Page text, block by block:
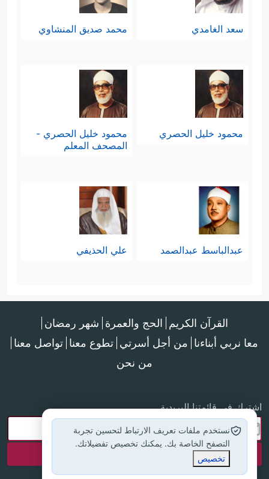
سعد الغامدي محمد صديق المنشاوي
محمود خليل الحصري
محمود خليل الحصري -
المصحف المعلم
عبدالباسط عبدالصمد علي الحذيفي
القرآن الكريم الحج والعمرة شهر رمضان
معا نربي أبناءنا من أجل أسرتي تطوع معنا تواصل معنا
من نحن
اشترك في قائمتنا البريدية
نستخدم ملفات تعريف الارتباط لتحسين تجربة
التصفح الخاصة بك. يمكنك تخصيص تفضيلاتك.
تخصيص